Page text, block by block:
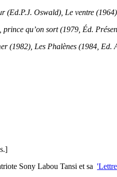
(Ed.P.J. Oswald), Le ventre
qu’on sort (1979, Éd.
(1982), Les Phalènes (1984,
Sony Labou Tansi et sa